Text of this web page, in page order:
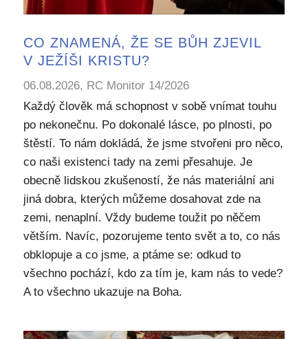
CO ZNAMENÁ, ŽE SE BŮH ZJEVIL
V JEŽÍŠI KRISTU?
06.08.2026, RC Monitor 14/2026
Každý člověk má schopnost v sobě vnímat touhu
po nekonečnu. Po dokonalé lásce, po plnosti, po
štěstí. To nám dokládá, že jsme stvořeni pro něco,
co naši existenci tady na zemi přesahuje. Je
obecně lidskou zkušeností, že nás materiální ani
jiná dobra, kterých můžeme dosahovat zde na
zemi, nenaplní. Vždy budeme toužit po něčem
větším. Navíc, pozorujeme tento svět a to, co nás
obklopuje a co jsme, a ptáme se: odkud to
všechno pochází, kdo za tím je, kam nás to vede?
A to všechno ukazuje na Boha.